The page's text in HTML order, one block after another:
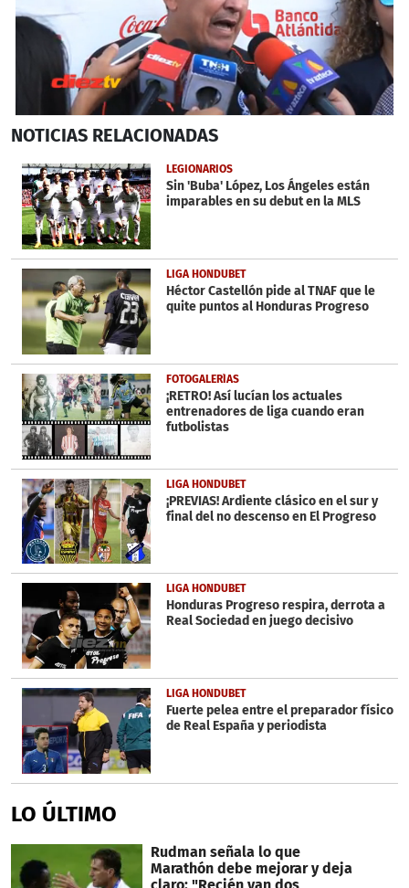
seconds
24
seconds
NOTICIAS RELACIONADAS
LEGIONARIOS
Sin 'Buba' López, Los Ángeles están
imparables en su debut en la MLS
LIGA HONDUBET
Héctor Castellón pide al TNAF que le
quite puntos al Honduras Progreso
FOTOGALERÍAS
¡RETRO! Así lucían los actuales
entrenadores de liga cuando eran
futbolistas
LIGA HONDUBET
¡PREVIAS! Ardiente clásico en el sur y
final del no descenso en El Progreso
LIGA HONDUBET
Honduras Progreso respira, derrota a
Real Sociedad en juego decisivo
LIGA HONDUBET
Fuerte pelea entre el preparador físico
de Real España y periodista
LO ÚLTIMO
Rudman señala lo que
Marathón debe mejorar y deja
claro: "Recién van dos